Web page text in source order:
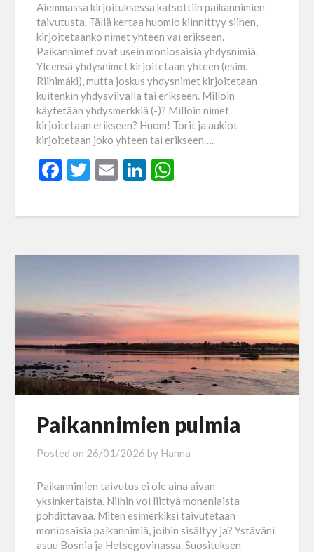
Aiemmassa kirjoituksessa katsottiin paikannimien
taivutusta. Tällä kertaa huomio kiinnittyy siihen,
kirjoitetaanko nimet yhteen vai erikseen.
Paikannimet ovat usein moniosaisia yhdysnimiä.
Yleensä yhdysnimet kirjoitetaan yhteen (esim.
Riihimäki), mutta joskus yhdysnimet kirjoitetaan
kuitenkin yhdysviivalla tai erikseen. Milloin
käytetään yhdysmerkkiä (-)? Milloin nimet
kirjoitetaan erikseen? Huom! Torit ja aukiot
kirjoitetaan joko yhteen tai erikseen….
Facebook
Twitter
EmailLinkedIn
Paikannimien pulmia
Posted on 26/01/2026 by Hanna
Paikannimien taivutus ei ole aina aivan
yksinkertaista. Niihin voi liittyä monenlaista
pohdittavaa. Miten esimerkiksi taivutetaan
moniosaisia paikannimiä, joihin sisältyy ja? Ystäväni
asuu Bosnia ja Hetsegovinassa. Suosituksen